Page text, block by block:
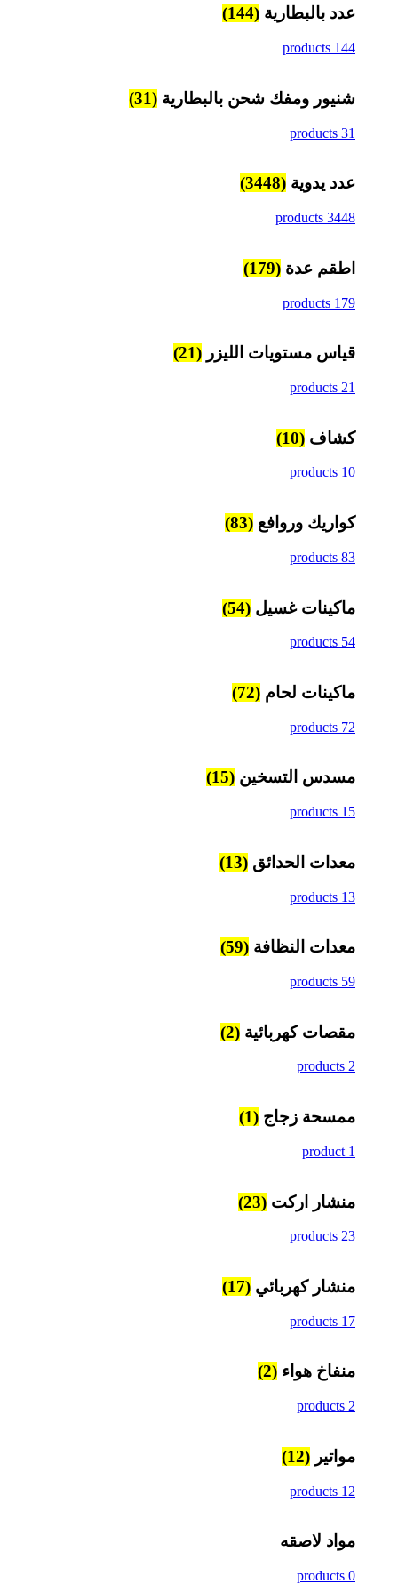
عدد بالبطارية (144)
144 products
شنيور ومفك شحن بالبطارية (31)
31 products
عدد يدوية (3448)
3448 products
اطقم عدة (179)
179 products
قياس مستويات الليزر (21)
21 products
كشاف (10)
10 products
كواريك وروافع (83)
83 products
ماكينات غسيل (54)
54 products
ماكينات لحام (72)
72 products
مسدس التسخين (15)
15 products
معدات الحدائق (13)
13 products
معدات النظافة (59)
59 products
مقصات كهربائية (2)
2 products
ممسحة زجاج (1)
1 product
منشار اركت (23)
23 products
منشار كهربائي (17)
17 products
منفاخ هواء (2)
2 products
مواتير (12)
12 products
مواد لاصقه
0 products